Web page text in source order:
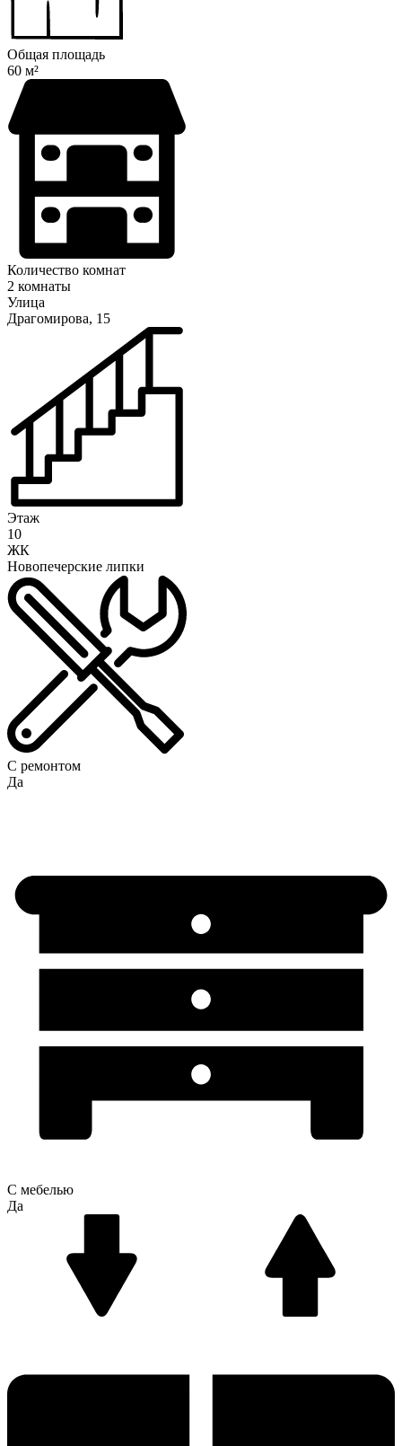
Общая площадь
60 м²
Количество комнат
2 комнаты
Улица
Драгомирова, 15
Этаж
10
ЖК
Новопечерские липки
С ремонтом
Да
С мебелью
Да